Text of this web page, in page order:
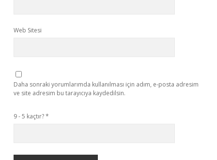
Web Sitesi
Daha sonraki yorumlarımda kullanılması için adım, e-posta adresim
ve site adresim bu tarayıcıya kaydedilsin.
9 - 5 kaçtır?*